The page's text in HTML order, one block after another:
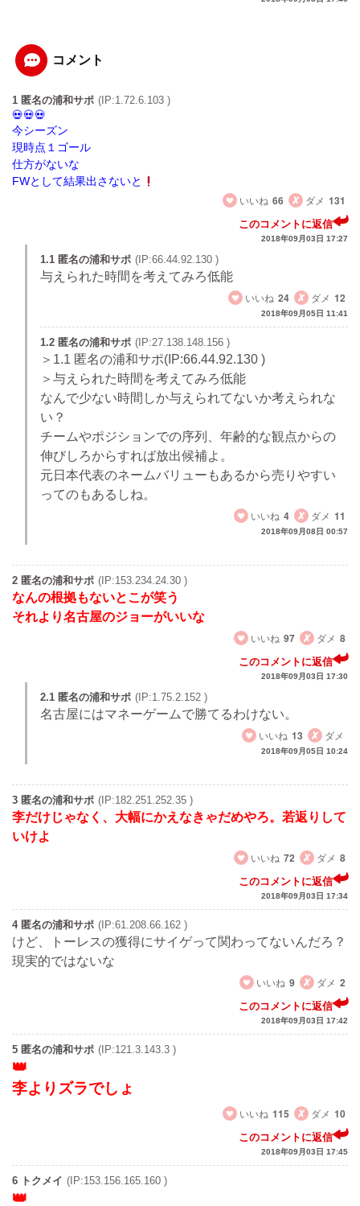
コメント
1 匿名の浦和サポ (IP:1.72.6.103 )
今シーズン
現時点１ゴール
仕方がないな
FWとして結果出さないと
いいね 66 ダメ 131
このコメントに返信
2018年09月03日 17:27
1.1 匿名の浦和サポ (IP:66.44.92.130 )
与えられた時間を考えてみろ低能
いいね 24 ダメ 12
2018年09月05日 11:41
1.2 匿名の浦和サポ (IP:27.138.148.156 )
＞1.1 匿名の浦和サポ(IP:66.44.92.130 )
＞与えられた時間を考えてみろ低能
なんで少ない時間しか与えられてないか考えられな
い？
チームやポジションでの序列、年齢的な観点からの
伸びしろからすれば放出候補よ。
元日本代表のネームバリューもあるから売りやすい
ってのもあるしね。
いいね 4 ダメ 11
2018年09月08日 00:57
2 匿名の浦和サポ (IP:153.234.24.30 )
なんの根拠もないとこが笑う
それより名古屋のジョーがいいな
いいね 97 ダメ 8
このコメントに返信
2018年09月03日 17:30
2.1 匿名の浦和サポ (IP:1.75.2.152 )
名古屋にはマネーゲームで勝てるわけない。
いいね 13 ダメ
2018年09月05日 10:24
3 匿名の浦和サポ (IP:182.251.252.35 )
李だけじゃなく、大幅にかえなきゃだめやろ。若返りして
いけよ
いいね 72 ダメ 8
このコメントに返信
2018年09月03日 17:34
4 匿名の浦和サポ (IP:61.208.66.162 )
けど、トーレスの獲得にサイゲって関わってないんだろ？
現実的ではないな
いいね 9 ダメ 2
このコメントに返信
2018年09月03日 17:42
5 匿名の浦和サポ (IP:121.3.143.3 )
李よりズラでしょ
いいね 115 ダメ 10
このコメントに返信
2018年09月03日 17:45
6 トクメイ (IP:153.156.165.160 )